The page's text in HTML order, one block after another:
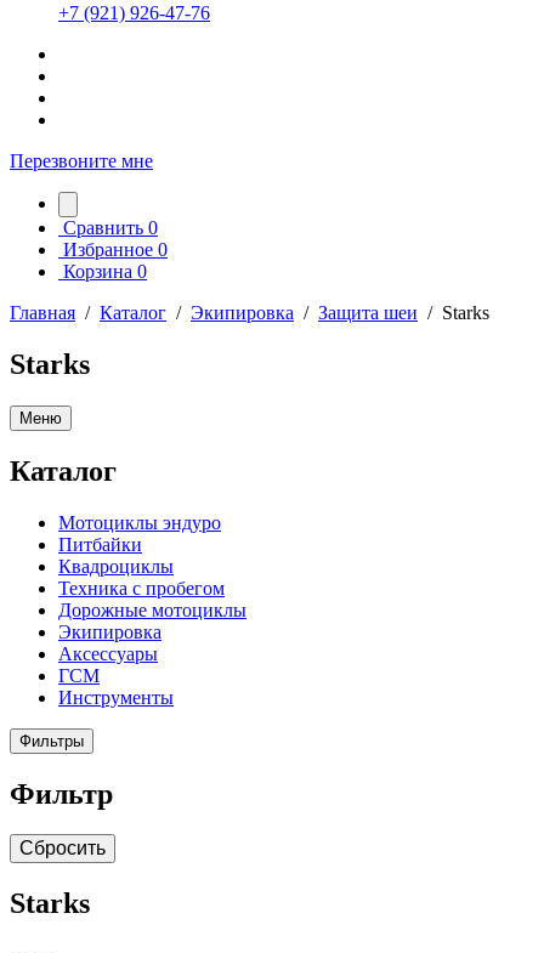
+7 (921) 926-47-76
Перезвоните мне
Сравнить 0
Избранное 0
Корзина 0
Главная / Каталог / Экипировка / Защита шеи / Starks
Starks
Меню
Каталог
Мотоциклы эндуро
Питбайки
Квадроциклы
Техника с пробегом
Дорожные мотоциклы
Экипировка
Аксессуары
ГСМ
Инструменты
Фильтры
Фильтр
Сбросить
Starks